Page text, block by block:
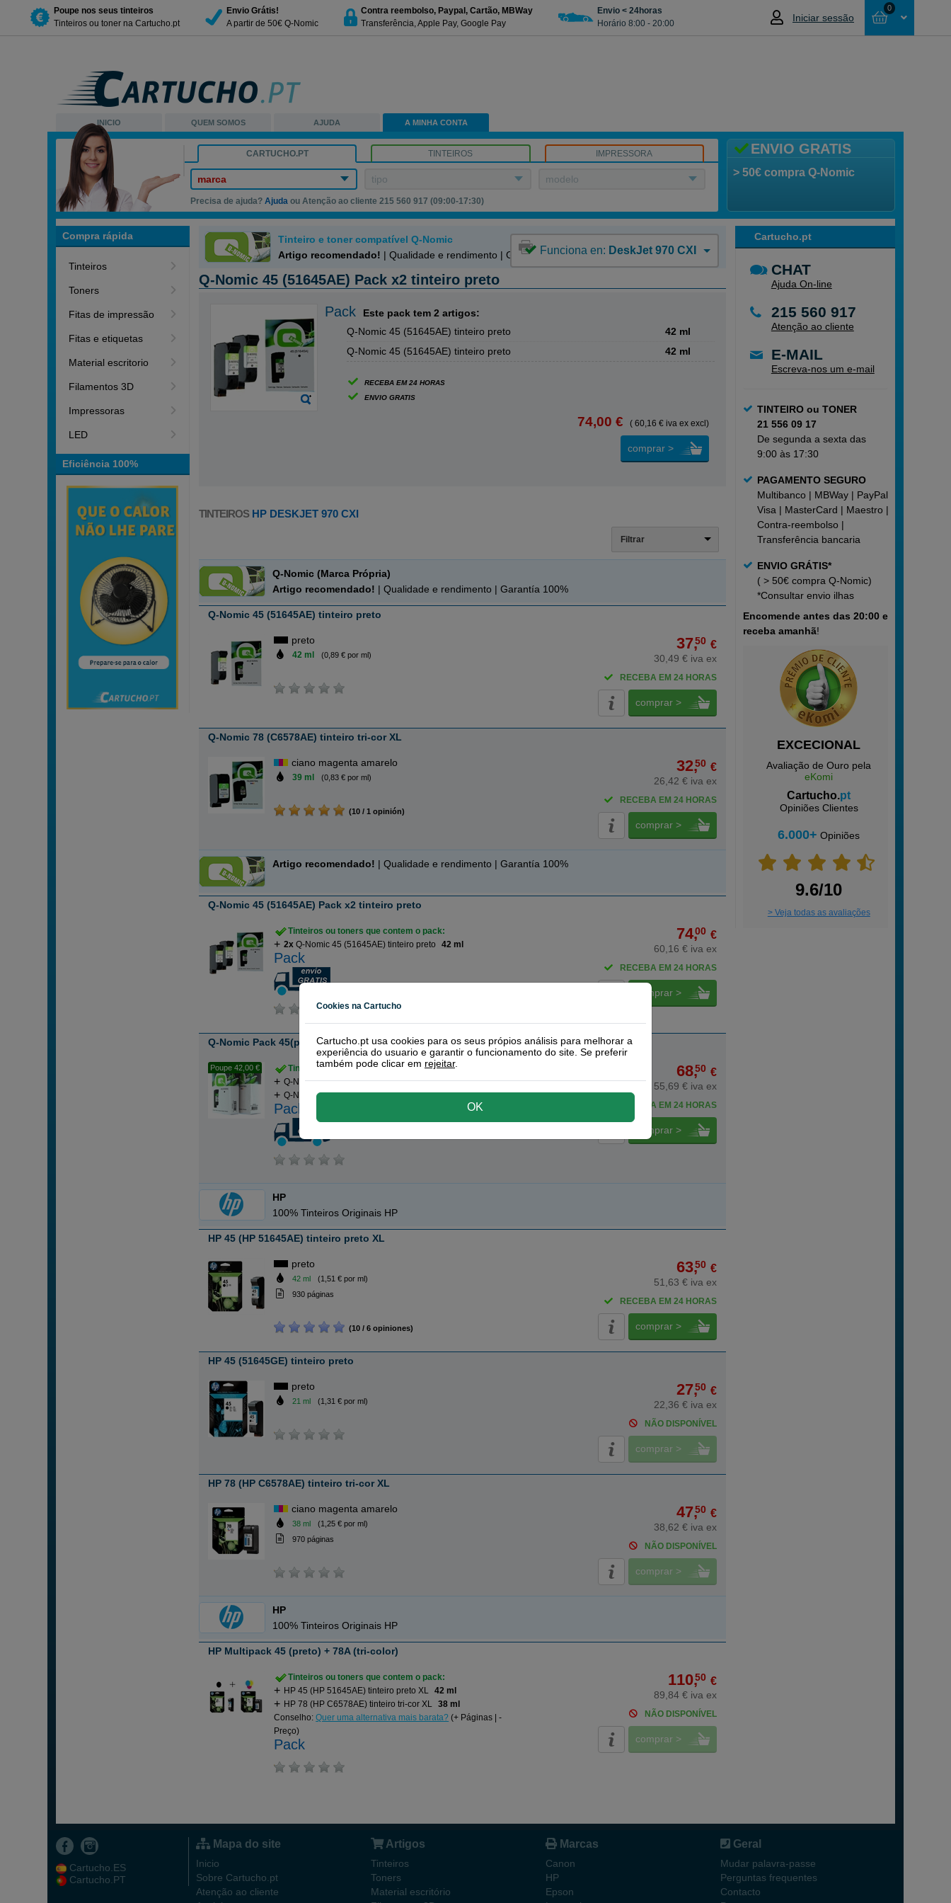
Poupe nos seus tinteiros
Tinteiros ou toner na Cartucho.pt
Envio Grátis!
A partir de 50€ Q-Nomic
Contra reembolso, Paypal, Cartão, MBWay
Transferência, Apple Pay, Google Pay
Envio < 24horas
Horário 8:00 - 20:00
Iniciar sessão
0
INICIO QUEM SOMOS AJUDA A MINHA CONTA
ENVIO GRATIS
> 50€ compra Q-Nomic
CARTUCHO.PT TINTEIROS IMPRESSORA
marca tipo modelo
Precisa de ajuda?Ajuda ou Atenção ao cliente 215 560 917 (09:00-17:30)
Compra rápida
Tinteiros
Toners
Fitas de impressão
Fitas e etiquetas
Material escritorio
Filamentos 3D
Impressoras
LED
Eficiência 100%
Cartucho.pt
CHAT
Ajuda On-line
215 560 917
Atenção ao cliente
E-MAIL
Escreva-nos um e-mail
TINTEIRO ou TONER
21 556 09 17
De segunda a sexta das
9:00 às 17:30
PAGAMENTO SEGURO
Multibanco | MBWay | PayPal |
Visa | MasterCard | Maestro |
Contra-reembolso |
Transferência bancaria
ENVIO GRÁTIS*
( > 50€ compra Q-Nomic)
*Consultarenvio ilhas
Encomende antes das 20:00 e
receba amanhã!
EXCECIONAL
Avaliação de Ouro pela
eKomi
Cartucho.pt
Opiniões Clientes
6.000+ Opiniões
9.6/10
> Veja todas as avaliações
Tinteiro e toner compatível Q-Nomic
Artigo recomendado! | Qualidade e rendimento | Garantía 100%Funciona en: DeskJet 970 CXI
Q-Nomic 45 (51645AE) Pack x2 tinteiro preto
Pack
Este pack tem 2 artigos:
Q-Nomic 45 (51645AE) tinteiro preto
42 ml
Q-Nomic 45 (51645AE) tinteiro preto
42 ml
RECEBA EM 24 HORAS
ENVIO GRATIS
74,00 € ( 60,16 € iva ex excl)
comprar >
TINTEIROS HP DESKJET 970 CXI
Filtrar
Q-Nomic (Marca Própria)
Artigo recomendado! | Qualidade e rendimento | Garantía 100%
Q-Nomic 45 (51645AE) tinteiro preto
preto
42 ml (0,89 € por ml)
37,50 €
30,49 € iva ex
RECEBA EM 24 HORAS
comprar >
Q-Nomic 78 (C6578AE) tinteiro tri-cor XL
ciano magenta amarelo
39 ml (0,83 € por ml)
(10 / 1 opinión)
32,50 €
26,42 € iva ex
RECEBA EM 24 HORAS
comprar >
Artigo recomendado! | Qualidade e rendimento | Garantía 100%
Q-Nomic 45 (51645AE) Pack x2 tinteiro preto
Tinteiros ou toners que contem o pack:
2xQ-Nomic 45 (51645AE) tinteiro preto 42 ml
Pack
74,00 €
60,16 € iva ex
RECEBA EM 24 HORAS
comprar >
Q-Nomic Pack 45(preto) + 78A (tri-color)
Poupe 42,00 €
Tinteiros ou toners que contem o pack:
Q-Nomic 45 (51645AE) tinteiro preto 42 ml
Q-Nomic 78 (C6578AE) tinteiro tri-cor XL 39 ml
Pack
68,50 €
55,69 € iva ex
RECEBA EM 24 HORAS
comprar >
HP
100% Tinteiros Originais HP
HP 45 (HP 51645AE) tinteiro preto XL
preto
42 ml
(1,51 € por ml)
930 páginas
(10 / 6 opiniones)
63,50 €
51,63 € iva ex
RECEBA EM 24 HORAS
comprar >
HP 45 (51645GE) tinteiro preto
preto
21 ml (1,31 € por ml)
27,50 €
22,36 € iva ex
NÃO DISPONÍVEL
comprar >
HP 78 (HP C6578AE) tinteiro tri-cor XL
ciano magenta amarelo
38 ml
(1,25 € por ml)
970 páginas
47,50 €
38,62 € iva ex
NÃO DISPONÍVEL
comprar >
HP
100% Tinteiros Originais HP
HP Multipack 45 (preto) + 78A (tri-color)
Tinteiros ou toners que contem o pack:
HP 45 (HP 51645AE) tinteiro preto XL 42 ml
HP 78 (HP C6578AE) tinteiro tri-cor XL 38 ml
Conselho:Quer uma alternativa mais barata? (+ Páginas | -
Preço)
Pack
110,50 €
89,84 € iva ex
NÃO DISPONÍVEL
comprar >
Cartucho.ES
Cartucho.PT
Mapa do site
Inicio
Sobre Cartucho.pt
Atenção ao cliente
Artigos
Tinteiros
Toners
Material escritório
Marcas
Canon
HP
Epson
Geral
Mudar palavra-passe
Perguntas frequentes
Contacto
Cookies na Cartucho
Cartucho.pt usa cookies para os seus própios análisis para melhorar a
experiência do usuario e garantir o funcionamento do site. Se preferir
também pode clicar em rejeitar.
OK